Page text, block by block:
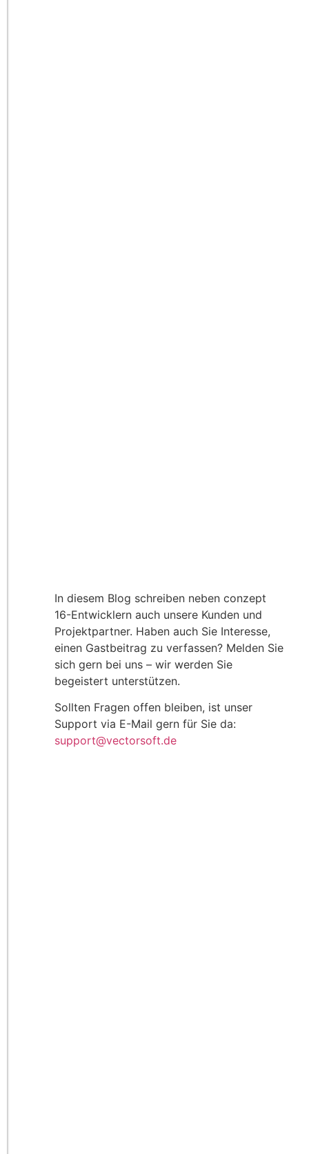
In diesem Blog schreiben neben conzept
16-Entwicklern auch unsere Kunden und
Projektpartner. Haben auch Sie Interesse,
einen Gastbeitrag zu verfassen? Melden Sie
sich gern bei uns – wir werden Sie
begeistert unterstützen.
Sollten Fragen offen bleiben, ist unser
Support via E-Mail gern für Sie da:
support@vectorsoft.de